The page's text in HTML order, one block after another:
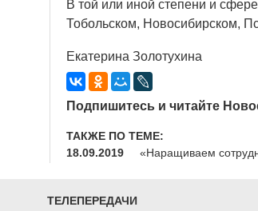
В той или иной степени и
Тобольском, Новосибирском,
Екатерина Золотухина
Подпишитесь и читайте
ТАКЖЕ ПО ТЕМЕ:
18.09.2019
«Наращиваем
ТЕЛЕПЕРЕДАЧИ